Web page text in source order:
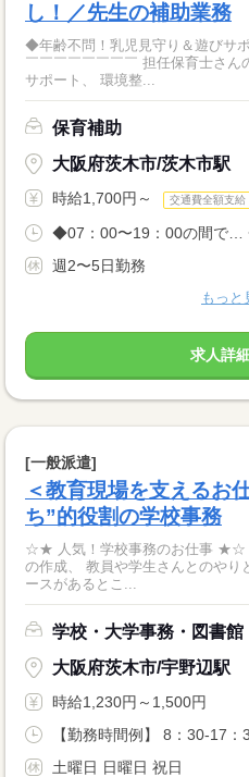
し！／先生の補助業務
◆年齢不問！乳児見守り＆遊びサ
￣￣￣￣￣￣￣￣ 担任保育士さ
サポート、 環境整...
保育補助
大阪府茨木市/茨木市駅
時給1,700円～ 交通費全額支給
◆07：00〜19：00の間で…
週2〜5日勤務
もっと
求人詳
[一般派遣]
＜教育現場を支えるお
ち”的役割の学校事務
☆★ 人気！学校事務のお仕事 ★☆ 業務はデータ入力やパンフレット
の作成、 教員や学生さんとのやり
ースがあるとこ...
学校・大学事務・図書館
大阪府茨木市/宇野辺駅
時給1,230円～1,500円
【勤務時間例】 8：30-17：
土曜日 日曜日 祝日